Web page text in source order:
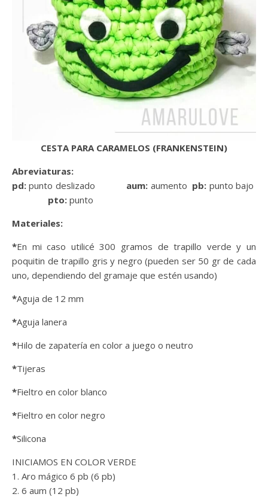
CESTA PARA CARAMELOS (FRANKENSTEIN)
Abreviaturas:
pd: punto deslizado aum: aumento pb: punto bajo
pto: punto
Materiales:
*En mi caso utilicé 300 gramos de trapillo verde y un
poquitin de trapillo gris y negro (pueden ser 50 gr de cada
uno, dependiendo del gramaje que estén usando)
*Aguja de 12 mm
*Aguja lanera
*Hilo de zapatería en color a juego o neutro
*Tijeras
*Fieltro en color blanco
*Fieltro en color negro
*Silicona
INICIAMOS EN COLOR VERDE
1. Aro mágico 6 pb (6 pb)
2. 6 aum (12 pb)